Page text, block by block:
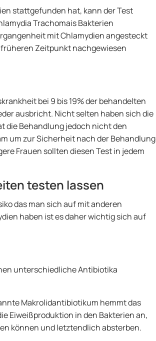
stattgefunden hat, kann der Test
Trachomais Bakterien
mit Chlamydien angesteckt
Zeitpunkt nachgewiesen
bei 9 bis 19% der behandelten
ausbricht. Nicht selten haben sich die
die Behandlung jedoch nicht den
um zur Sicherheit nach der Behandlung
Frauen sollten diesen Test in jedem
testen lassen
das man sich auf mit anderen
haben ist es daher wichtig sich auf
unterschiedliche Antibiotika
Makrolidantibiotikum hemmt das
Eiweißproduktion in den Bakterien an,
können und letztendlich absterben.